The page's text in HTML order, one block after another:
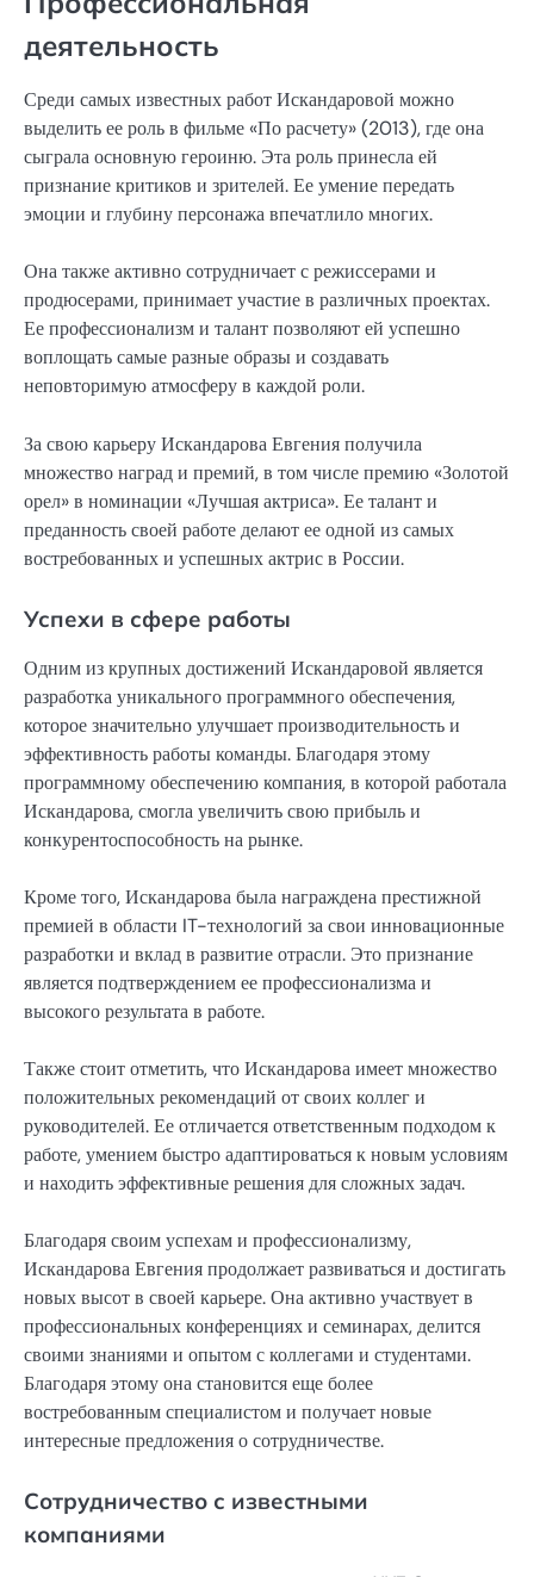
деятельность
Среди самых известных работ Искандаровой можно
выделить ее роль в фильме «По расчету» (2013), где она
сыграла основную героиню. Эта роль принесла ей
признание критиков и зрителей. Ее умение передать
эмоции и глубину персонажа впечатлило многих.
Она также активно сотрудничает с режиссерами и
продюсерами, принимает участие в различных проектах.
Ее профессионализм и талант позволяют ей успешно
воплощать самые разные образы и создавать
неповторимую атмосферу в каждой роли.
За свою карьеру Искандарова Евгения получила
множество наград и премий, в том числе премию «Золотой
орел» в номинации «Лучшая актриса». Ее талант и
преданность своей работе делают ее одной из самых
востребованных и успешных актрис в России.
Успехи в сфере работы
Одним из крупных достижений Искандаровой является
разработка уникального программного обеспечения,
которое значительно улучшает производительность и
эффективность работы команды. Благодаря этому
программному обеспечению компания, в которой работала
Искандарова, смогла увеличить свою прибыль и
конкурентоспособность на рынке.
Кроме того, Искандарова была награждена престижной
премией в области IT-технологий за свои инновационные
разработки и вклад в развитие отрасли. Это признание
является подтверждением ее профессионализма и
высокого результата в работе.
Также стоит отметить, что Искандарова имеет множество
положительных рекомендаций от своих коллег и
руководителей. Ее отличается ответственным подходом к
работе, умением быстро адаптироваться к новым условиям
и находить эффективные решения для сложных задач.
Благодаря своим успехам и профессионализму,
Искандарова Евгения продолжает развиваться и достигать
новых высот в своей карьере. Она активно участвует в
профессиональных конференциях и семинарах, делится
своими знаниями и опытом с коллегами и студентами.
Благодаря этому она становится еще более
востребованным специалистом и получает новые
интересные предложения о сотрудничестве.
Сотрудничество с известными
компаниями